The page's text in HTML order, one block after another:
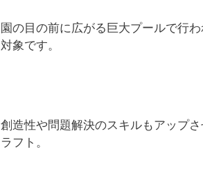
園の目の前に広がる巨大プールで行
対象です。
創造性や問題解決のスキルもアップ
ラフト。